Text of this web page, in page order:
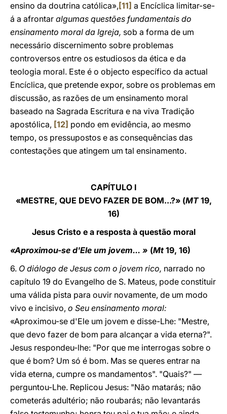
ensino da doutrina católica», [11] a Encíclica limitar-se-
á a afrontar algumas questões fundamentais do
ensinamento moral da Igreja, sob a forma de um
necessário discernimento sobre problemas
controversos entre os estudiosos da ética e da
teologia moral. Este é o objecto específico da actual
Encíclica, que pretende expor, sobre os problemas em
discussão, as razões de um ensinamento moral
baseado na Sagrada Escritura e na viva Tradição
apostólica, [12] pondo em evidência, ao mesmo
tempo, os pressupostos e as consequências das
contestações que atingem um tal ensinamento.
CAPÍTULO I
«MESTRE, QUE DEVO FAZER DE BOM...?» (MT19,
16)
Jesus Cristo e a resposta à questão moral
«Aproximou-se d'Ele um jovem... » (Mt 19, 16)
6. O diálogo de Jesus com o jovem rico, narrado no
capítulo 19 do Evangelho de S. Mateus, pode constituir
uma válida pista para ouvir novamente, de um modo
vivo e incisivo, o Seu ensinamento moral:
«Aproximou-se d'Ele um jovem e disse-Lhe: "Mestre,
que devo fazer de bom para alcançar a vida eterna?".
Jesus respondeu-lhe: "Por que me interrogas sobre o
que é bom? Um só é bom. Mas se queres entrar na
vida eterna, cumpre os mandamentos". "Quais?" —
perguntou-Lhe. Replicou Jesus: "Não matarás; não
cometerás adultério; não roubarás; não levantarás